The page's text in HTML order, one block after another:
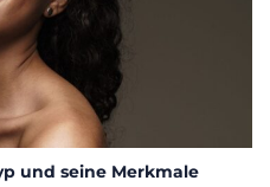
und seine Merkmale